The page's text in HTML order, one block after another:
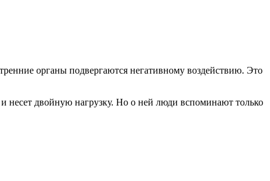
органы подвергаются негативному воздействию. Это
несет двойную нагрузку. Но о ней люди вспоминают только